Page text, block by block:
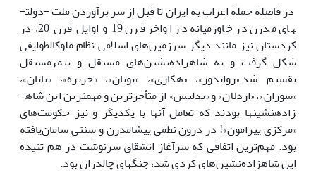
در فاصلة حملة اعراب به ایران تا قبل از سر برآوردن ملت -دولت­
های مدرن در خاورمیانه در اواخر قرن 19 و اوایل قرن 20، در
کردستان نیز مانند دیگر سرزمین‌های اسلامی نظام ملوک­الطوایفی
شکل گرفت و به شاهزاده‌نشین‌های مستقل و نیمه­مستقل
تقسیم شد.«رواندوز»، «هکاری»، «بوتان»، «جزیره»، «بابان»،
«سوران»، «اردلان» و «بدلیس» از متأخرترین و مهم­ترین این شاه­
زاده­نشین­ها بودند که تعامل آن­ها با یکدیگر و نیز حکومت‌های
«مرکزی پیرامون»! در درون نظمی پیشامدرن و سنتی سامان‌یافته
بود. مهم‌ترین اتفاقی که سرآغاز انشقاق سرنوشت در هم تنیدة
این شاهزاده‌نشین‌های کردی شد، جنگ­های چالدران بود.